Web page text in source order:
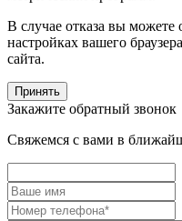
В случае отказа вы можете
настройках вашего
сайта.
Принять
Закажите обратный звонок
Свяжемся с вами в